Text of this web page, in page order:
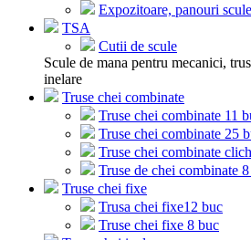
Expozitoare, panouri scule
TSA
Cutii de scule
Scule de mana pentru mecanici,
inelare
Truse chei combinate
Truse chei combinate 11
Truse chei combinate 25
Truse chei combinate
Truse de chei combinate
Truse chei fixe
Trusa chei fixe12 buc
Truse chei fixe 8 buc